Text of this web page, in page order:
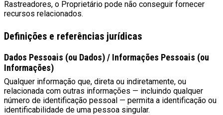
Rastreadores, o Proprietário pode não conseguir fornecer
recursos relacionados.
Definições e referências jurídicas
Dados Pessoais (ou Dados) / Informações Pessoais (ou
Informações)
Qualquer informação que, direta ou indiretamente, ou
relacionada com outras informações — incluindo qualquer
número de identificação pessoal — permita a identificação ou
identificabilidade de uma pessoa singular.